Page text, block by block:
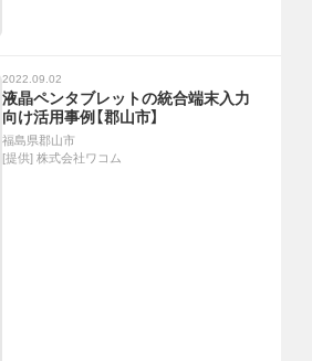
2022.09.02
液晶ペンタブレットの統合端末入力
向け活用事例【郡山市】
福島県郡山市
[提供] 株式会社ワコム